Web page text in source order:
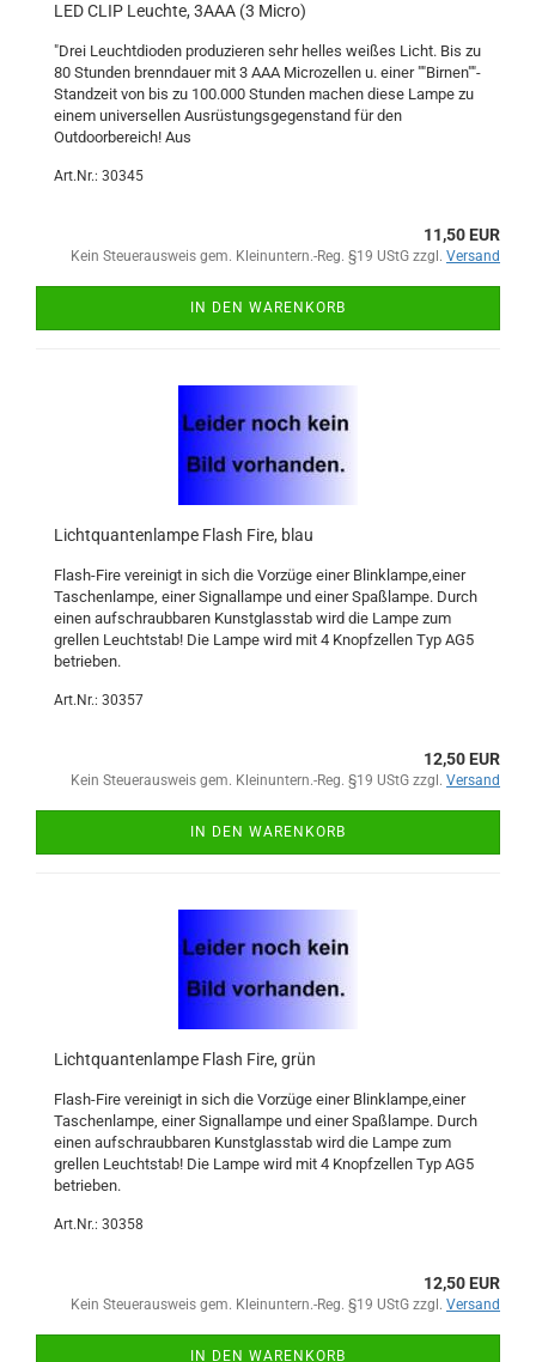
LED CLIP Leuchte, 3AAA (3 Micro)
"Drei Leuchtdioden produzieren sehr helles weißes Licht. Bis zu
80 Stunden brenndauer mit 3 AAA Microzellen u. einer ""Birnen""-
Standzeit von bis zu 100.000 Stunden machen diese Lampe zu
einem universellen Ausrüstungsgegenstand für den
Outdoorbereich! Aus
Art.Nr.: 30345
11,50 EUR
Kein Steuerausweis gem. Kleinuntern.-Reg. §19 UStG zzgl. Versand
IN DEN WARENKORB
Lichtquantenlampe Flash Fire, blau
Flash-Fire vereinigt in sich die Vorzüge einer Blinklampe,einer
Taschenlampe, einer Signallampe und einer Spaßlampe. Durch
einen aufschraubbaren Kunstglasstab wird die Lampe zum
grellen Leuchtstab! Die Lampe wird mit 4 Knopfzellen Typ AG5
betrieben.
Art.Nr.: 30357
12,50 EUR
Kein Steuerausweis gem. Kleinuntern.-Reg. §19 UStG zzgl. Versand
IN DEN WARENKORB
Lichtquantenlampe Flash Fire, grün
Flash-Fire vereinigt in sich die Vorzüge einer Blinklampe,einer
Taschenlampe, einer Signallampe und einer Spaßlampe. Durch
einen aufschraubbaren Kunstglasstab wird die Lampe zum
grellen Leuchtstab! Die Lampe wird mit 4 Knopfzellen Typ AG5
betrieben.
Art.Nr.: 30358
12,50 EUR
Kein Steuerausweis gem. Kleinuntern.-Reg. §19 UStG zzgl. Versand
IN DEN WARENKORB